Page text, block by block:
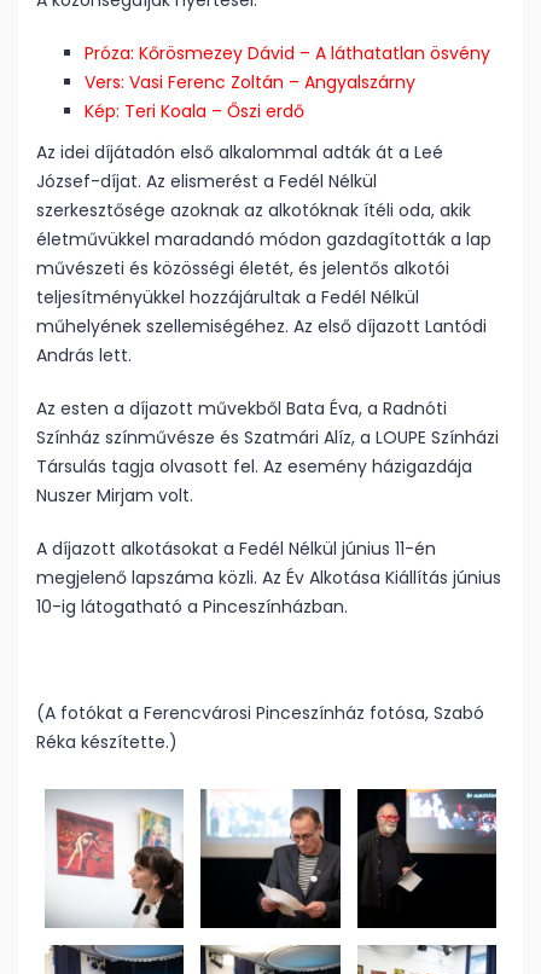
Próza: Kőrösmezey Dávid – A láthatatlan ösvény
Vers: Vasi Ferenc Zoltán – Angyalszárny
Kép: Teri Koala – Őszi erdő
Az idei díjátadón első alkalommal adták át a Leé
József-díjat. Az elismerést a Fedél Nélkül
szerkesztősége azoknak az alkotóknak ítéli oda, akik
életművükkel maradandó módon gazdagították a lap
művészeti és közösségi életét, és jelentős alkotói
teljesítményükkel hozzájárultak a Fedél Nélkül
műhelyének szellemiségéhez. Az első díjazott Lantódi
András lett.
Az esten a díjazott művekből Bata Éva, a Radnóti
Színház színművésze és Szatmári Alíz, a LOUPE Színházi
Társulás tagja olvasott fel. Az esemény házigazdája
Nuszer Mirjam volt.
A díjazott alkotásokat a Fedél Nélkül június 11-én
megjelenő lapszáma közli. Az Év Alkotása Kiállítás június
10-ig látogatható a Pinceszínházban.
(A fotókat a Ferencvárosi Pinceszínház fotósa, Szabó
Réka készítette.)